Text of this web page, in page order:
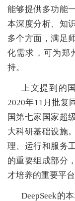
能够提供多功能
本深度分析、知
多个方面，满足
化需求，可为郑
持。
上文提到的
2020年11月批复
国第七家国家超
大科研基础设施
理、运行和服务
的重要组成部分
才培养的重要平台
DeepSeek的